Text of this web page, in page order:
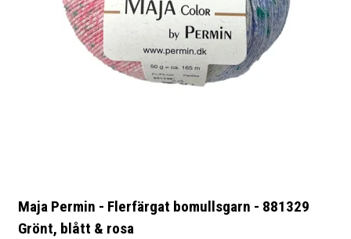
Maja Permin - Flerfärgat bomullsgarn - 881329
Grönt, blått & rosa